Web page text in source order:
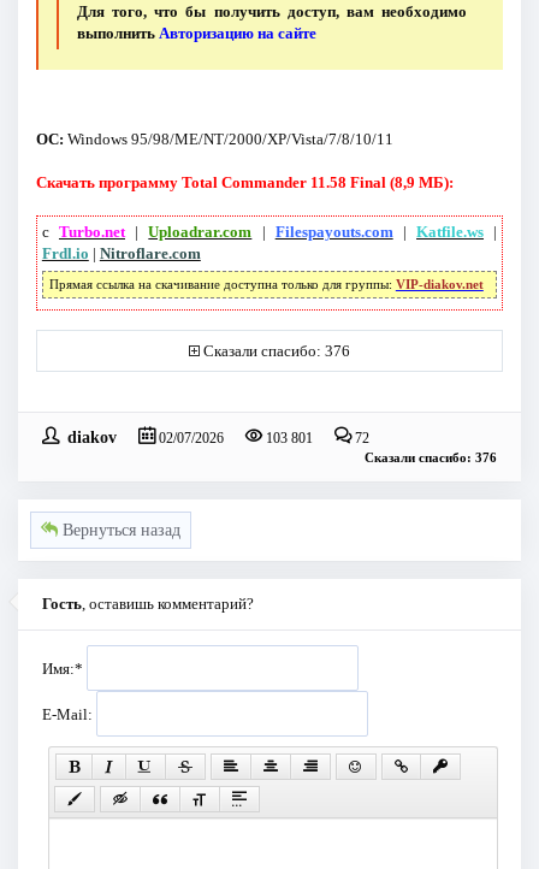
Для того, что бы получить доступ, вам необходимо
выполнить Авторизацию на сайте
ОС: Windows 95/98/ME/NT/2000/XP/Vista/7/8/10/11
Скачать программу Total Commander 11.58 Final (8,9 МБ):
с Turbo.net|Uploadrar.com | Filespayouts.com |Katfile.ws |
Frdl.io | Nitroflare.com
Прямая ссылка на скачивание доступна только для группы: VIP-diakov.net
Сказали спасибо: 376
diakov 02/07/2026 103 801 72
Сказали спасибо: 376
Вернуться назад
Гость , оставишь комментарий?
Имя:*
E-Mail: